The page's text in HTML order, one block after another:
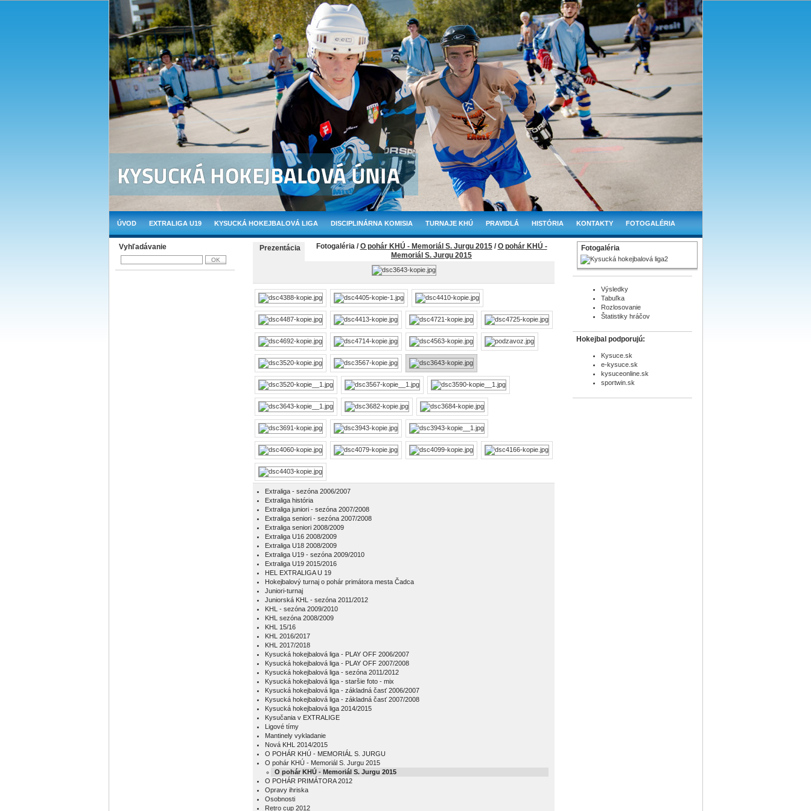
ÚVOD EXTRALIGA U19 KYSUCKÁ HOKEJBALOVÁ LIGA DISCIPLINÁRNA KOMISIA TURNAJE KHÚ PRAVIDLÁ HISTÓRIA KONTAKTY FOTOGALÉRIA
Vyhľadávanie Prezentácia Fotogaléria /O pohár KHÚ - Memoriál S. Jurgu 2015/O pohár KHÚ -
Memoriál S. Jurgu 2015
Extraliga - sezóna 2006/2007
Extraliga história
Extraliga juniori - sezóna 2007/2008
Extraliga seniori - sezóna 2007/2008
Extraliga seniori 2008/2009
Extraliga U16 2008/2009
Extraliga U18 2008/2009
Extraliga U19 - sezóna 2009/2010
Extraliga U19 2015/2016
HEL EXTRALIGA U 19
Hokejbalový turnaj o pohár primátora mesta Čadca
Juniori-turnaj
Juniorská KHL - sezóna 2011/2012
KHL - sezóna 2009/2010
KHL sezóna 2008/2009
KHL 15/16
KHL 2016/2017
KHL 2017/2018
Kysucká hokejbalová liga - PLAY OFF 2006/2007
Kysucká hokejbalová liga - PLAY OFF 2007/2008
Kysucká hokejbalová liga - sezóna 2011/2012
Kysucká hokejbalová liga - staršie foto - mix
Kysucká hokejbalová liga - základná časť 2006/2007
Kysucká hokejbalová liga - základná časť 2007/2008
Kysucká hokejbalová liga 2014/2015
Kysučania v EXTRALIGE
Ligové tímy
Mantinely vykladanie
Nová KHL 2014/2015
O POHÁR KHÚ - MEMORIÁL S. JURGU
O pohár KHÚ - Memoriál S. Jurgu 2015
O pohár KHÚ - Memoriál S. Jurgu 2015
O POHÁR PRIMÁTORA 2012
Opravy ihriska
Osobnosti
Retro cup 2012
Fotogaléria
Výsledky
Tabuľka
Rozlosovanie
Štatistiky hráčov
Hokejbal podporujú:
Kysuce.sk
e-kysuce.sk
kysuceonline.sk
sportwin.sk